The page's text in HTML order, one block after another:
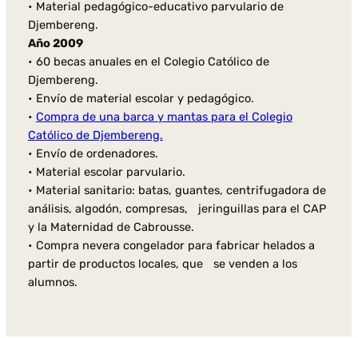
• Material pedagógico-educativo parvulario de
Djembereng.
Año 2009
• 60 becas anuales en el Colegio Católico de
Djembereng.
• Envío de material escolar y pedagógico.
• Compra de una barca y mantas para el Colegio
Católico de Djembereng.
• Envío de ordenadores.
• Material escolar parvulario.
• Material sanitario: batas, guantes, centrifugadora de
análisis, algodón, compresas, jeringuillas para el CAP
y la Maternidad de Cabrousse.
• Compra nevera congelador para fabricar helados a
partir de productos locales, que se venden a los
alumnos.